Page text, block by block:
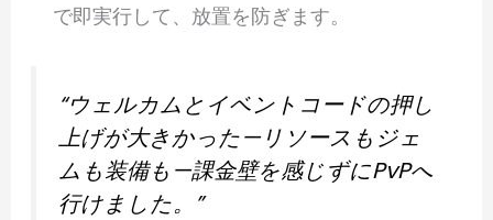
で即実行して、放置を防ぎます。
“ウェルカムとイベントコードの押し
上げが大きかった—リソースもジェ
ムも装備も—課金壁を感じずにPvPへ
行けました。”